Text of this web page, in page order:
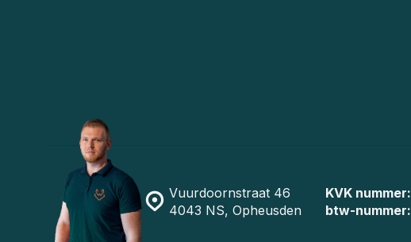
Vuurdoornstraat 46
4043 NS, Opheusden
KVK nummer:
btw-nummer: